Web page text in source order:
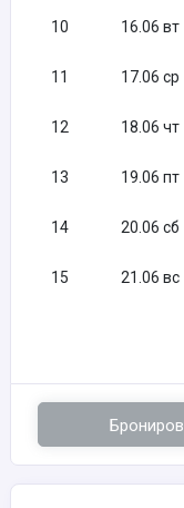
10 16.06 вт
11 17.06 ср
12 18.06 чт
13 19.06 пт
14 20.06 сб
15 21.06 вс